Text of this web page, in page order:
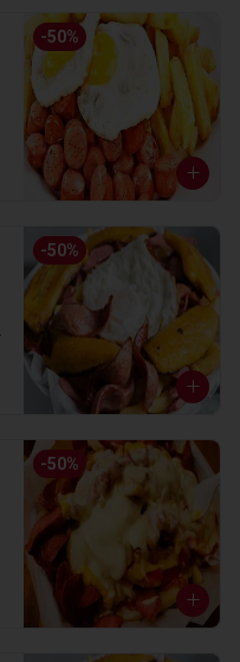
-50%
-50%
-50%